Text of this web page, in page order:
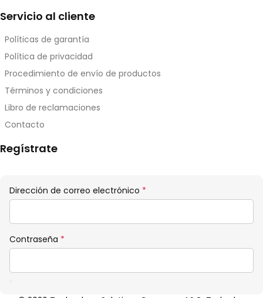
Servicio al cliente
Políticas de garantía
Política de privacidad
Procedimiento de envío de productos
Términos y condiciones
Libro de reclamaciones
Contacto
Regístrate
Dirección de correo electrónico *
Contraseña *